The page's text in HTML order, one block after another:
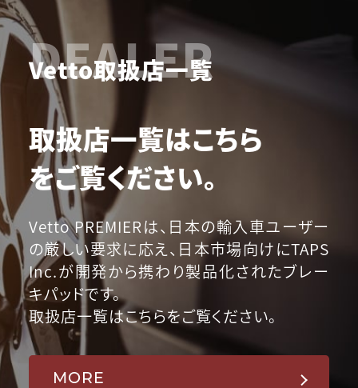
DEALER
Vetto取扱店一覧
取扱店一覧はこちら
をご覧ください。
Vetto PREMIERは、日本の輸入車ユーザー
の厳しい要求に応え、日本市場向けにTAPS
Inc.が開発から携わり製品化されたブレー
キパッドです。
取扱店一覧はこちらをご覧ください。
MORE